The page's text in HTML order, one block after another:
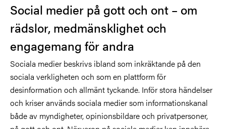
Social medier på gott och ont – om
rädslor, medmänsklighet och
engagemang för andra
Sociala medier beskrivs ibland som inkräktande på den
sociala verkligheten och som en plattform för
desinformation och allmänt tyckande. Inför stora händelser
och kriser används sociala medier som informationskanal
både av myndigheter, opinionsbildare och privatpersoner,